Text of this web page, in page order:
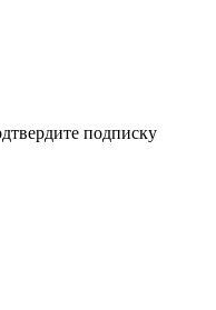
подписку